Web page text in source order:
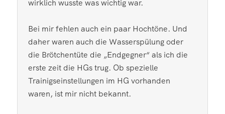
wirklich wusste was wichtig war.
Bei mir fehlen auch ein paar Hochtöne. Und
daher waren auch die Wasserspülung oder
die Brötchentüte die „Endgegner“ als ich die
erste zeit die HGs trug. Ob spezielle
Trainigseinstellungen im HG vorhanden
waren, ist mir nicht bekannt.